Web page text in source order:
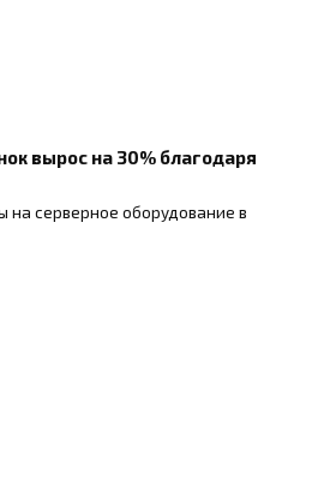
вырос на 30% благодаря
на серверное оборудование в